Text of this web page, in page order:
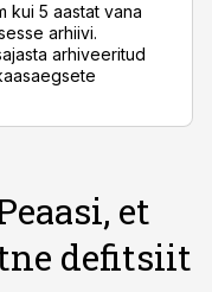
kui 5 aastat vana
arhiivi.
arhiveeritud
et
defitsiit